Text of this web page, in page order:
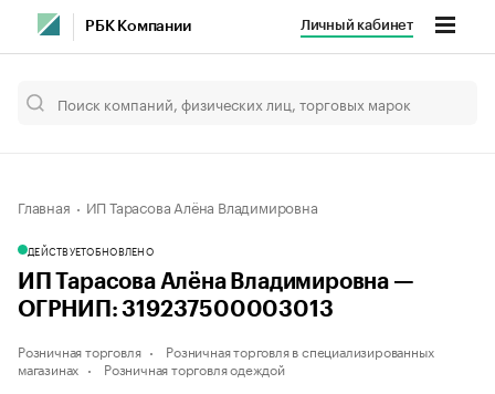
РБК Компании Личный кабинет
Главная ИП Тарасова Алёна Владимировна
ДЕЙСТВУЕТОБНОВЛЕНО
ИП Тарасова Алёна Владимировна —
ОГРНИП: 319237500003013
Розничная торговля
Розничная торговля в специализированных
магазинах
Розничная торговля одеждой